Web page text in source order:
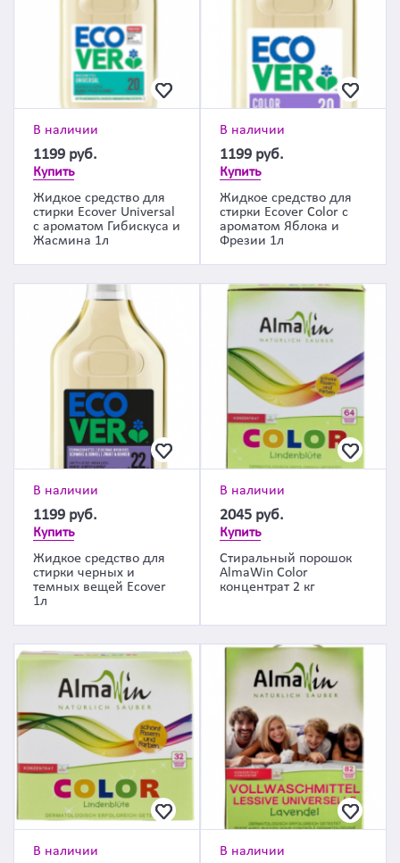
В наличии
1199 руб.
Купить
Жидкое средство для
стирки Ecover Universal
с ароматом Гибискуса и
Жасмина 1л
В наличии
1199 руб.
Купить
Жидкое средство для
стирки Ecover Color с
ароматом Яблока и
Фрезии 1л
В наличии
1199 руб.
Купить
Жидкое средство для
стирки черных и
темных вещей Ecover
1л
В наличии
2045 руб.
Купить
Стиральный порошок
AlmaWin Color
концентрат 2 кг
В наличии В наличии